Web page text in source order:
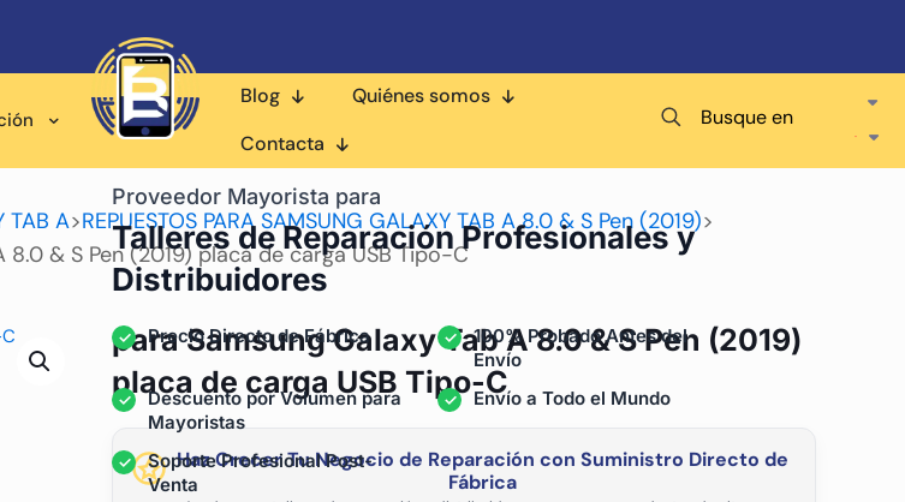
Blog
Quiénes somos
Contacta
Busque en
TAB A>REPUESTOS PARA SAMSUNG GALAXY TAB A 8.0 & S Pen (2019)>
8.0 & S Pen (2019) placa de carga USB Tipo-C
para Samsung Galaxy Tab A 8.0 & S Pen (2019)
placa de carga USB Tipo-C
Haz Crecer Tu Negocio de Reparación con Suministro Directo de
Fábrica
Proveedor Mayorista para
Talleres de Reparación Profesionales y
Distribuidores
Precio Directo de Fábrica
100% Probado Antes del
Envío
Descuento por Volumen para
Mayoristas
Envío a Todo el Mundo
Soporte Profesional Post-
Venta